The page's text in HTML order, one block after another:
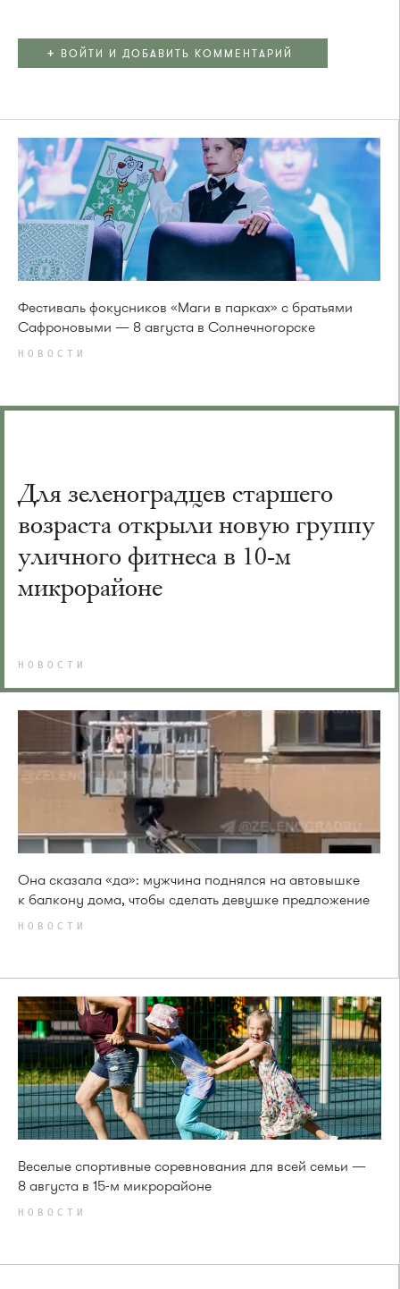
+ ВОЙТИ И ДОБАВИТЬ КОММЕНТАРИЙ
Фестиваль фокусников «Маги в парках» с братьями
Сафроновыми — 8 августа в Солнечногорске
НОВОСТИ
Для зеленоградцев старшего
возраста открыли новую группу
уличного фитнеса в 10-м
микрорайоне
НОВОСТИ
Она сказала «да»: мужчина поднялся на автовышке
к балкону дома, чтобы сделать девушке предложение
НОВОСТИ
Веселые спортивные соревнования для всей семьи —
8 августа в 15-м микрорайоне
НОВОСТИ